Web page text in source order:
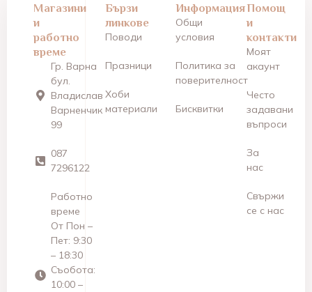
Магазини
и
работно
време
Гр. Варна
бул.
Владислав
Варненчик
99
087
7296122
Работно
време
От Пон –
Пет: 9:30
– 18:30
Съобота:
10:00 –
Бързи
линкове
Поводи
Празници
Хоби
материали
Информация
Общи
условия
Политика за
поверителност
Бисквитки
Помощ
и
контакти
Моят
акаунт
Често
задавани
въпроси
За
нас
Свържи
се с нас